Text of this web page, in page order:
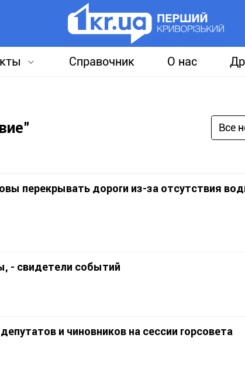
Справочник О нас
Все
перекрывать дороги из-за отсутствия
- свидетели событий
и чиновников на сессии горсовета